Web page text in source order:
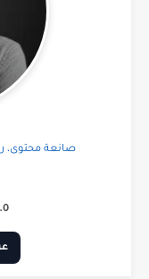
صانعة محتوى،